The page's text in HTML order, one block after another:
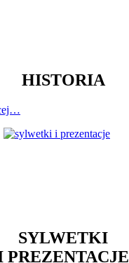
HISTORIA
SYLWETKI
PREZENTACJE